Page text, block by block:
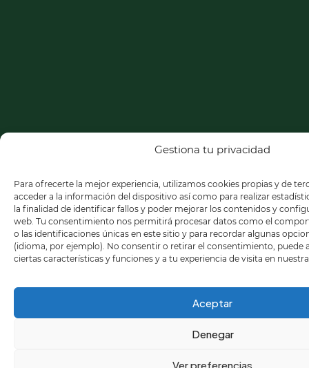
Gestiona tu privacidad
Para ofrecerte la mejor experiencia, utilizamos cookies propias y de
acceder a la información del dispositivo así como para realizar
la finalidad de identificar fallos y poder mejorar los contenidos y
web. Tu consentimiento nos permitirá procesar datos como el
o las identificaciones únicas en este sitio y para recordar algunas
(idioma, por ejemplo). No consentir o retirar el consentimiento, puede
ciertas características y funciones y a tu experiencia de visita en
Aceptar
Denegar
Ver preferencias